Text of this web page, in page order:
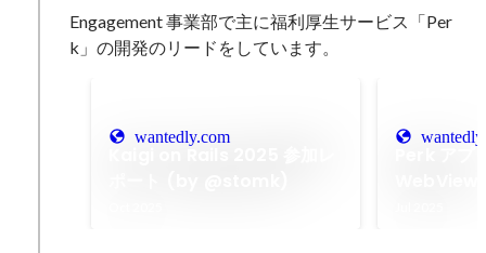
Engagement 事業部で主に福利厚生サービス「Per
wantedly.com